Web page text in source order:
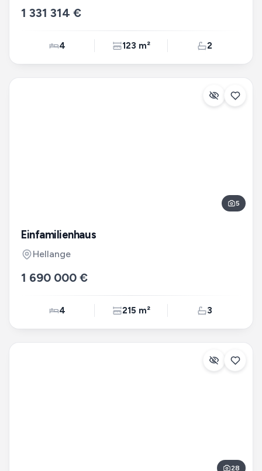
1 331 314 €
4 123 m² 2
5
Einfamilienhaus
Hellange
1 690 000 €
4 215 m² 3
28